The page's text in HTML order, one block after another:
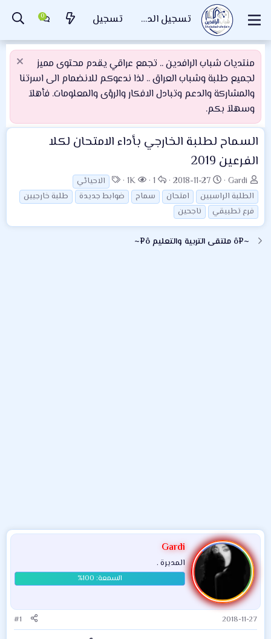
تسجيل الدخول تسجيل
منتديات شباب الرافدين .. تجمع عراقي يقدم محتوى مميز
لجميع طلبة وشباب العراق .. لذا ندعوكم للانضمام الى اسرتنا
والمشاركة والدعم وتبادل الافكار والرؤى والمعلومات. فأهلاَ
وسهلاَ بكم.
السماح لطلبة الخارجي بأداء الامتحان لكلا
الفرعين 2019
ب
ا
د
ئ
ل
Gardi
ت
ا
ر
ي
ا
2018-11-27
ا
ل
ر
د
1
ا
ل
م
1K
ا
ل
و
الاحيائي
الطلبة الراسبين
امتحان سماح ضوابط جديدة
طلبة خارجيين
فرع تطبيقي
ناجحين
~¤ô ملتقى التربية والتعليم ô¤~
Gardi
المديرة .
2018-11-27
#1